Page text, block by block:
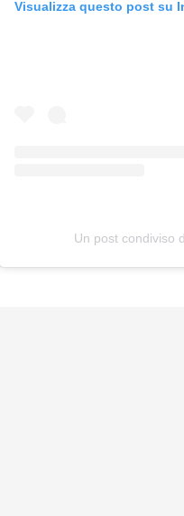
Visualizza questo post su
Un post condiviso